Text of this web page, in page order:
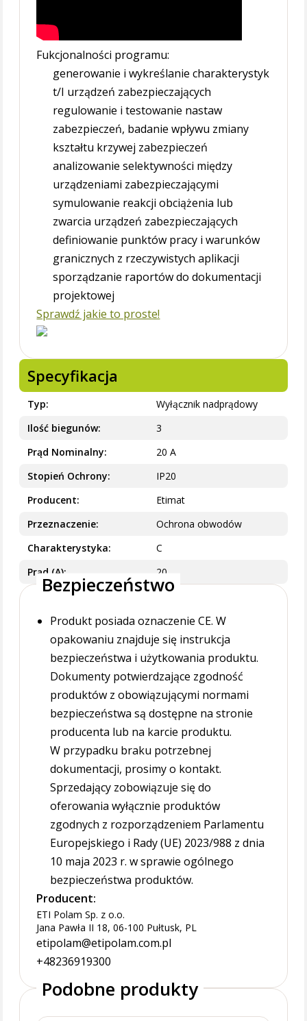
Fukcjonalności programu:
generowanie i wykreślanie charakterystyk
t/I urządzeń zabezpieczających
regulowanie i testowanie nastaw
zabezpieczeń, badanie wpływu zmiany
kształtu krzywej zabezpieczeń
analizowanie selektywności między
urządzeniami zabezpieczającymi
symulowanie reakcji obciążenia lub
zwarcia urządzeń zabezpieczających
definiowanie punktów pracy i warunków
granicznych z rzeczywistych aplikacji
sporządzanie raportów do dokumentacji
projektowej
Sprawdź jakie to proste!
Specyfikacja
Typ
Wyłącznik nadprądowy
Ilość biegunów
3
Prąd Nominalny
20 A
Stopień Ochrony
IP20
Producent
Etimat
Przeznaczenie
Ochrona obwodów
Charakterystyka
C
Prąd (A)
20
Bezpieczeństwo
Produkt posiada oznaczenie CE. W
opakowaniu znajduje się instrukcja
bezpieczeństwa i użytkowania produktu.
Dokumenty potwierdzające zgodność
produktów z obowiązującymi normami
bezpieczeństwa są dostępne na stronie
producenta lub na karcie produktu.
W przypadku braku potrzebnej
dokumentacji, prosimy o kontakt.
Sprzedający zobowiązuje się do
oferowania wyłącznie produktów
zgodnych z rozporządzeniem Parlamentu
Europejskiego i Rady (UE) 2023/988 z dnia
10 maja 2023 r. w sprawie ogólnego
bezpieczeństwa produktów.
Producent:
ETI Polam Sp. z o.o.
Jana Pawła II 18, 06-100 Pułtusk, PL
etipolam@etipolam.com.pl
+48236919300
Podobne produkty